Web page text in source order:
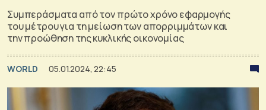
Συμπεράσματα από τον πρώτο χρόνο εφαρμογής
του μέτρου για τη μείωση των απορριμμάτων και
την προώθηση της κυκλικής οικονομίας
WORLD 05.01.2024, 22:45